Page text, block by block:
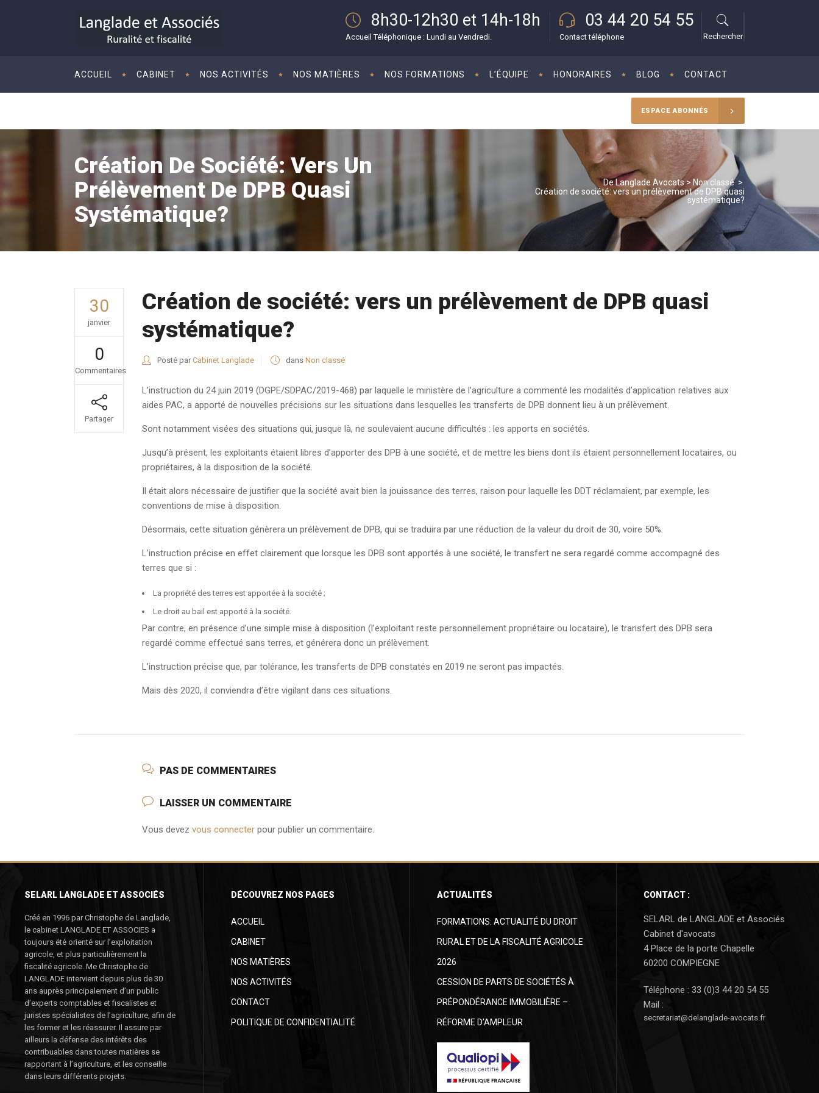
8h30-12h30 et 14h-18h
Accueil Téléphonique : Lundi au Vendredi.
03 44 20 54 55
Contact téléphone Rechercher
ACCUEIL CABINET NOS ACTIVITÉS NOS MATIÈRES NOS FORMATIONS L’ÉQUIPE HONORAIRES BLOG CONTACT
ESPACE ABONNÉS
Création De Société: Vers Un
Prélèvement De DPB Quasi
Systématique?
De Langlade Avocats> Non classé >
Création de société: vers un prélèvement de DPB quasi
systématique?
30
janvier
0
Commentaires
Partager
Création de société: vers un prélèvement de DPB quasi
systématique?
Posté par Cabinet Langlade dans Non classé
L’instruction du 24 juin 2019 (DGPE/SDPAC/2019-468) par laquelle le ministère de l’agriculture a commenté les modalités d’application relatives aux
aides PAC, a apporté de nouvelles précisions sur les situations dans lesquelles les transferts de DPB donnent lieu à un prélèvement.
Sont notamment visées des situations qui, jusque là, ne soulevaient aucune difficultés : les apports en sociétés.
Jusqu’à présent, les exploitants étaient libres d’apporter des DPB à une société, et de mettre les biens dont ils étaient personnellement locataires, ou
propriétaires, à la disposition de la société.
Il était alors nécessaire de justifier que la société avait bien la jouissance des terres, raison pour laquelle les DDT réclamaient, par exemple, les
conventions de mise à disposition.
Désormais, cette situation génèrera un prélèvement de DPB, qui se traduira par une réduction de la valeur du droit de 30, voire 50%.
L’instruction précise en effet clairement que lorsque les DPB sont apportés à une société, le transfert ne sera regardé comme accompagné des
terres que si :
La propriété des terres est apportée à la société ;
Le droit au bail est apporté à la société.
Par contre, en présence d’une simple mise à disposition (l’exploitant reste personnellement propriétaire ou locataire), le transfert des DPB sera
regardé comme effectué sans terres, et générera donc un prélèvement.
L’instruction précise que, par tolérance, les transferts de DPB constatés en 2019 ne seront pas impactés.
Mais dès 2020, il conviendra d’être vigilant dans ces situations.
PAS DE COMMENTAIRES
LAISSER UN COMMENTAIRE
Vous devez vous connecter pour publier un commentaire.
SELARL LANGLADE ET ASSOCIÉS
Créé en 1996 par Christophe de Langlade,
le cabinet LANGLADE ET ASSOCIES a
toujours été orienté sur l’exploitation
agricole, et plus particulièrement la
fiscalité agricole. Me Christophe de
LANGLADE intervient depuis plus de 30
ans auprès principalement d’un public
d’experts comptables et fiscalistes et
juristes spécialistes de l’agriculture, afin de
les former et les réassurer. Il assure par
ailleurs la défense des intérêts des
contribuables dans toutes matières se
rapportant à l’agriculture, et les conseille
dans leurs différents projets.
DÉCOUVREZ NOS PAGES
ACCUEIL
CABINET
NOS MATIÈRES
NOS ACTIVITÉS
CONTACT
POLITIQUE DE CONFIDENTIALITÉ
ACTUALITÉS
FORMATIONS: ACTUALITÉ DU DROIT
RURAL ET DE LA FISCALITÉ AGRICOLE
2026
CESSION DE PARTS DE SOCIÉTÉS À
PRÉPONDÉRANCE IMMOBILIÈRE –
RÉFORME D’AMPLEUR
CONTACT :
SELARL de LANGLADE et Associés
Cabinet d'avocats
4 Place de la porte Chapelle
60200 COMPIEGNE
Téléphone : 33 (0)3 44 20 54 55
Mail :
secretariat@delanglade-avocats.fr